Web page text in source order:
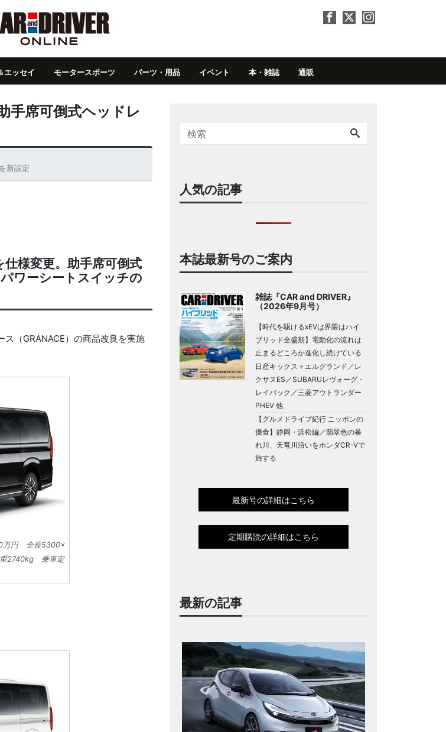
エッセイ モータースポーツ パーツ・用品 イベント 本・雑誌 通販
手席可倒式ヘッドレ
新設定
様変更。助手席可倒式
ワーシートスイッチの
（GRANACE）の商品改良を実施
万円 全長5300×
2740kg 乗車定
人気の記事
本誌最新号のご案内
雑誌『CAR and DRIVER』
（2026年9月号）
【時代を駆けるxEVは界隈はハイ
ブリッド全盛期】電動化の流れは
止まるどころか進化し続けている
日産キックス＋エルグランド／レ
クサスES／SUBARUレヴォーグ・
レイバック／三菱アウトランダー
PHEV 他
【グルメドライブ紀行 ニッポンの
優食】静岡・浜松編／翡翠色の暴
れ川、天竜川沿いをホンダCR-Vで
旅する
最新号の詳細はこちら
定期購読の詳細はこちら
最新の記事